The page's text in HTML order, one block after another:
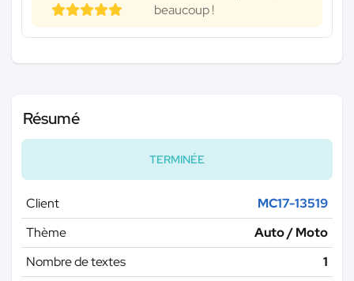
beaucoup !
Résumé
TERMINÉE
Client
MC17-13519
Thème
Auto / Moto
Nombre de textes
1